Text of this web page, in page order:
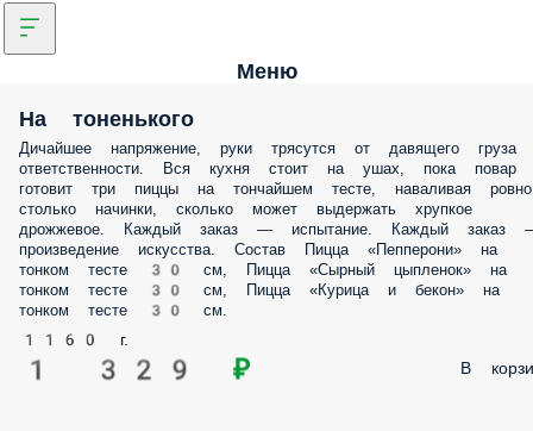
Меню
На тоненького
Дичайшее напряжение, руки трясутся от давящего груза
ответственности. Вся кухня стоит на ушах, пока повар
готовит три пиццы на тончайшем тесте, наваливая ровно
столько начинки, сколько может выдержать хрупкое
дрожжевое. Каждый заказ — испытание. Каждый заказ
произведение искусства. Состав Пицца «Пепперони» на
тонком тесте 30 см, Пицца «Сырный цыпленок» на
тонком тесте 30 см, Пицца «Курица и бекон» на
тонком тесте 30 см.
1160 г.
1 329 ₽ В